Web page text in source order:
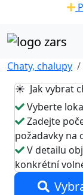
Chaty, chalupy
☀️ Jak vybrat
Vyberte
Zadejte
požadavky na
V detailu
konkrétní